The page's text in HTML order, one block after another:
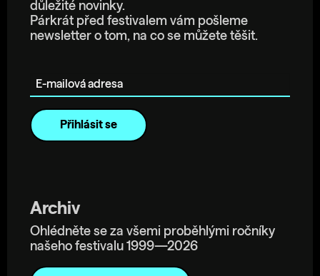
důležité novinky.
Párkrát před festivalem vám pošleme
newsletter o tom, na co se můžete těšit.
Archiv
Ohlédněte se za všemi proběhlými ročníky
našeho festivalu 1999—2026